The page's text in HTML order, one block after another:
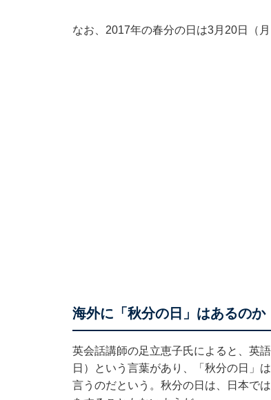
なお、2017年の春分の日は3月20日（
海外に「秋分の日」はある
英会話講師の足立恵子氏によると、英
日）という言葉があり、「秋分の日」
言うのだという。秋分の日は、日本で